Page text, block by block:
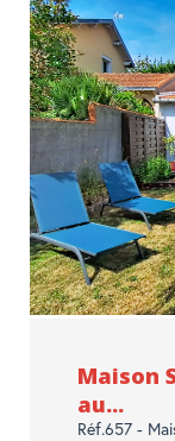
Maison
au...
Réf.657 -